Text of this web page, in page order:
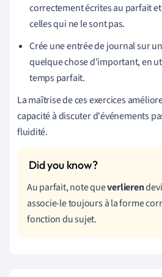
correctement écrites au parfait
celles qui ne le sont pas.
Crée une entrée de journal sur
quelque chose d'important, en
temps parfait.
La maîtrise de ces exercices
capacité à discuter d'événements
fluidité.
Au parfait, note queverlieren
associe-le toujours à la forme
fonction du sujet.